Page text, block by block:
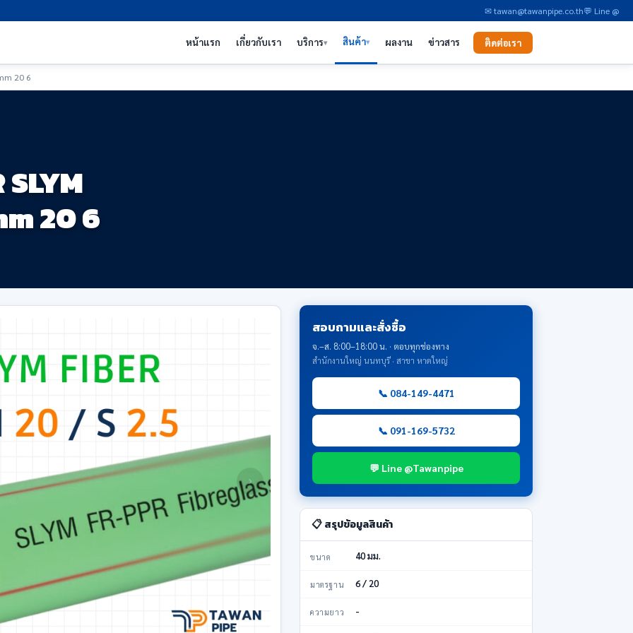
✉ tawan@tawanpipe.co.th💬 Line @
หน้าแรก เกี่ยวกับเรา บริการ▾ สินค้า▾ ผลงาน ข่าวสาร ติดต่อเรา
20 6
20 6
›
สอบถามและสั่งซื้อ
จ.–ส. 8:00–18:00 น. · ตอบทุกช่องทาง
สำนักงานใหญ่ นนทบุรี · สาขา หาดใหญ่
📞 084-149-4471
📞 091-169-5732
💬 Line @Tawanpipe
📋 สรุปข้อมูลสินค้า
ขนาด 40 มม.
มาตรฐาน 6 / 20
ความยาว -